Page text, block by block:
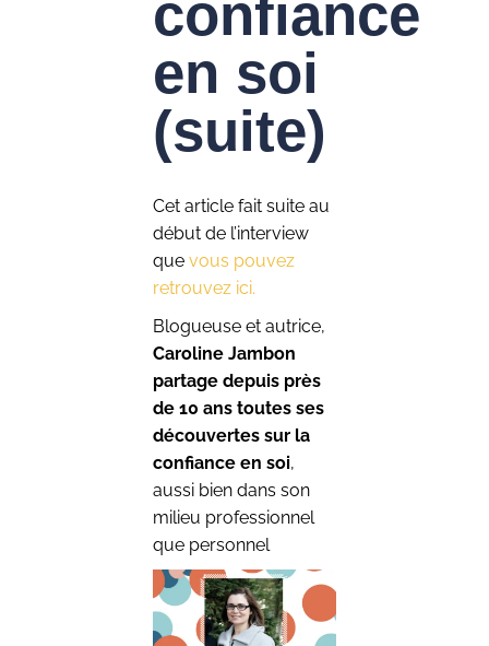
confiance
en soi
(suite)
Cet article fait suite au
début de l’interview
que vous pouvez
retrouvez ici.
Blogueuse et autrice,
Caroline Jambon
partage depuis près
de 10 ans toutes ses
découvertes sur la
confiance en soi,
aussi bien dans son
milieu professionnel
que personnel